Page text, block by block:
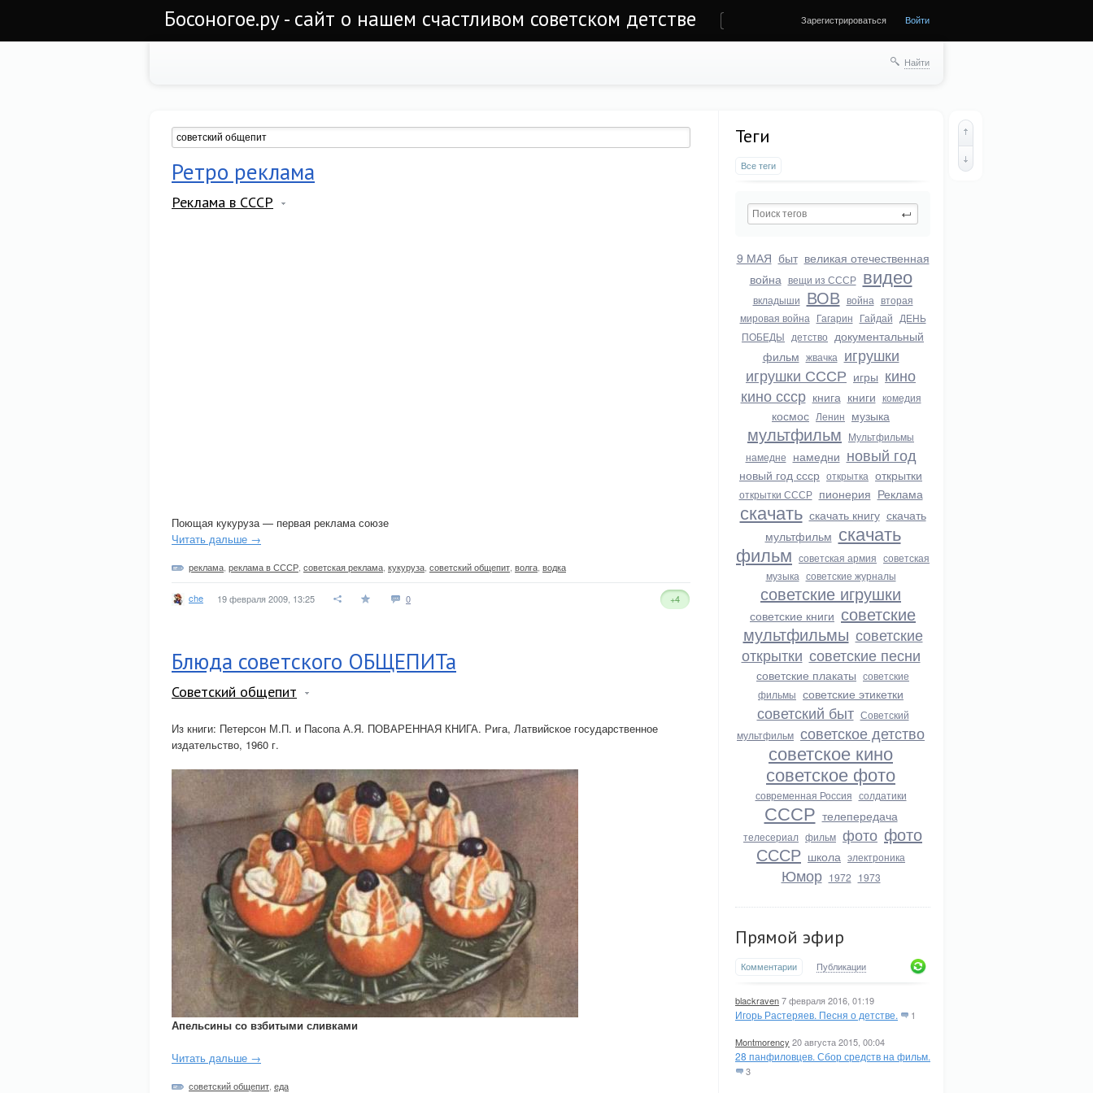
Босоногое.ру - сайт о нашем счастливом советском детстве Зарегистрироваться Войти
Найти
Теги
Все теги
9 МАЯ быт великая отечественная
война вещи из СССР видео
вкладыши ВОВ война вторая
мировая война Гагарин Гайдай ДЕНЬ
ПОБЕДЫ детство документальный
фильм жвачка игрушки
игрушки СССР игры кино
кино ссср книга книги комедия
космос Ленин музыка
мультфильм Мультфильмы
намедне намедни новый год
новый год ссср открытка открытки
открытки СССР пионерия Реклама
скачать скачать книгу скачать
мультфильм скачать
фильм советская армия советская
музыка советские журналы
советские игрушки
советские книги советские
мультфильмы советские
открытки советские песни
советские плакаты советские
фильмы советские этикетки
советский быт Советский
мультфильм советское детство
советское кино
советское фото
современная Россия солдатики
СССР телепередача
телесериал фильм фото фото
СССР школа электроника
Юмор 1972 1973
Прямой эфир
Комментарии Публикации
blackraven7 февраля 2016, 01:19
Игорь Растеряев. Песня о детстве. 1
Montmorency 20 августа 2015, 00:04
28 панфиловцев. Сбор средств на фильм.
3
Ретро реклама
Реклама в СССР
Поющая кукуруза — первая реклама союзе
Читать дальше →
реклама реклама в СССР советская реклама кукуруза советский общепит волга водка
che 19 февраля 2009, 13:25 0 +4
Блюда советского ОБЩЕПИТа
Советский общепит
Из книги: Петерсон М.П. и Пасопа А.Я. ПОВАРЕННАЯ КНИГА. Рига, Латвийское государственное
издательство, 1960 г.
Апельсины со взбитыми сливками
Читать дальше →
советский общепит еда